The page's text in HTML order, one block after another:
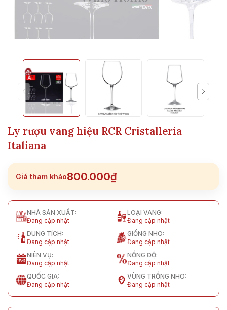
Ly rượu vang hiệu RCR Cristalleria
Italiana
Giá tham khảo800.000₫
NHÀ SẢN XUẤT:
Đang cập nhật
LOẠI VANG:
Đang cập nhật
DUNG TÍCH:
Đang cập nhật
GIỐNG NHO:
Đang cập nhật
NIÊN VỤ:
Đang cập nhật
NỒNG ĐỘ:
Đang cập nhật
QUỐC GIA:
Đang cập nhật
VÙNG TRỒNG NHO:
Đang cập nhật